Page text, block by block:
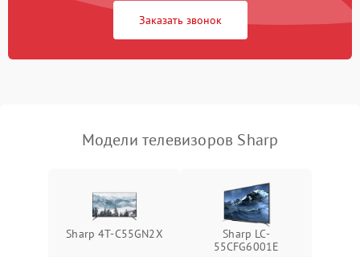
Сетевая
Заказать звонок
Модели телевизоров Sharp
Sharp 4T-C55GN2X
Sharp LC-
55CFG6001E